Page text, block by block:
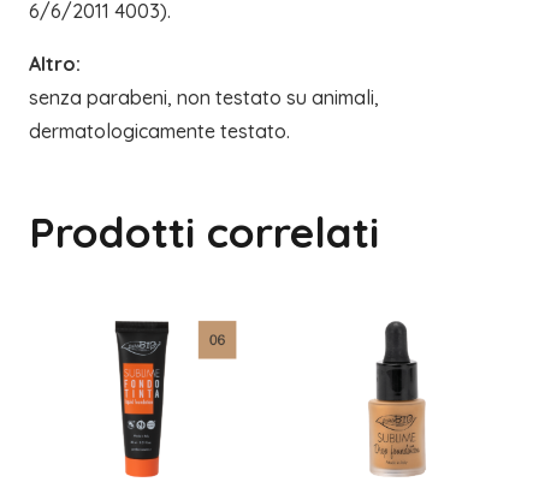
6/6/2011 4003).
Altro:
senza parabeni, non testato su animali,
dermatologicamente testato.
Prodotti correlati